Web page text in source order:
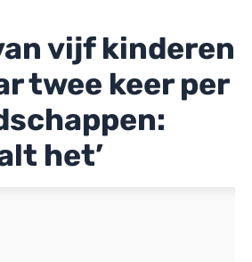
vijf kinderen
twee keer per
het’